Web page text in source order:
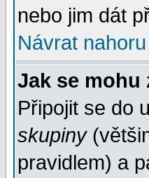
nebo jim dát
Návrat nahoru
Jak se
Připojit se do
skupiny
pravidlem) a